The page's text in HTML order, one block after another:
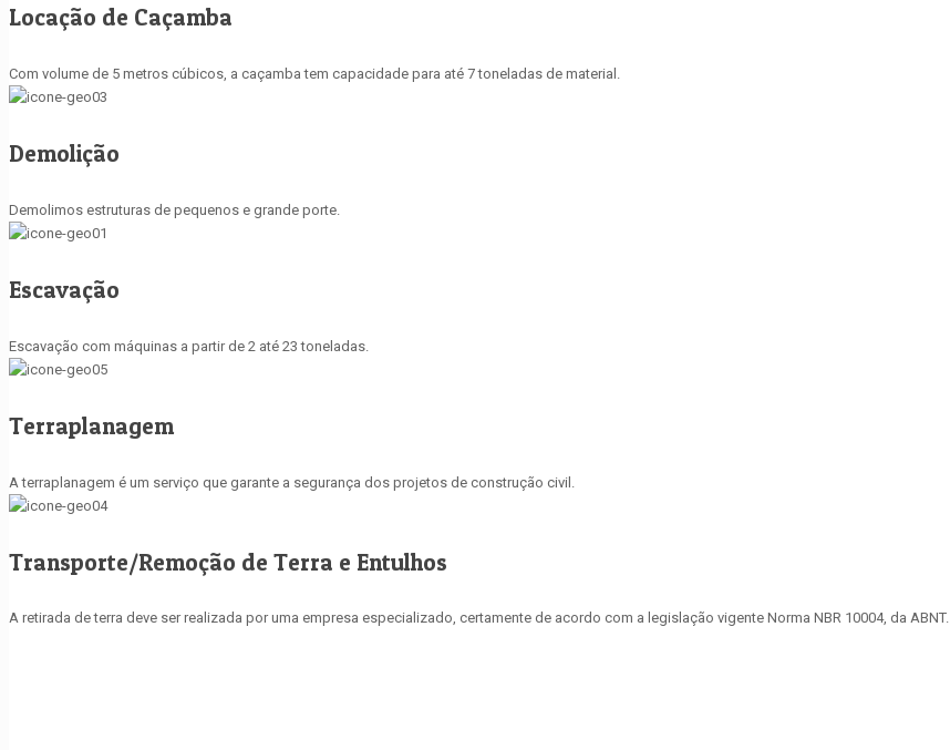
Locação de Caçamba
Com volume de 5 metros cúbicos, a caçamba tem capacidade para até 7 toneladas de material.
Demolição
Demolimos estruturas de pequenos e grande porte.
Escavação
Escavação com máquinas a partir de 2 até 23 toneladas.
Terraplanagem
A terraplanagem é um serviço que garante a segurança dos projetos de construção civil.
Transporte/Remoção de Terra e Entulhos
A retirada de terra deve ser realizada por uma empresa especializado, certamente de acordo com a legislação vigente Norma NBR 10004, da ABNT.